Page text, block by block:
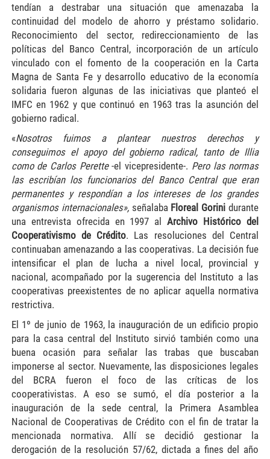
tendían a destrabar una situación que amenazaba la
continuidad del modelo de ahorro y préstamo solidario.
Reconocimiento del sector, redireccionamiento de las
políticas del Banco Central, incorporación de un artículo
vinculado con el fomento de la cooperación en la Carta
Magna de Santa Fe y desarrollo educativo de la economía
solidaria fueron algunas de las iniciativas que planteó el
IMFC en 1962 y que continuó en 1963 tras la asunción del
gobierno radical.
«Nosotros fuimos a plantear nuestros derechos y
conseguimos el apoyo del gobierno radical, tanto de Illia
como de Carlos Perette-el vicepresidente-. Pero las normas
las escribían los funcionarios del Banco Central que eran
permanentes y respondían a los intereses de los grandes
organismos internacionales»,señalaba Floreal Gorinidurante
una entrevista ofrecida en 1997 alArchivo Histórico del
Cooperativismo de Crédito. Las resoluciones del Central
continuaban amenazando a las cooperativas. La decisión fue
intensificar el plan de lucha a nivel local, provincial y
nacional, acompañado por la sugerencia del Instituto a las
cooperativas preexistentes de no aplicar aquella normativa
restrictiva.
El 1º de junio de 1963, la inauguración de un edificio propio
para la casa central del Instituto sirvió también como una
buena ocasión para señalar las trabas que buscaban
imponerse al sector. Nuevamente, las disposiciones legales
del BCRA fueron el foco de las críticas de los
cooperativistas. A eso se sumó, el día posterior a la
inauguración de la sede central, la Primera Asamblea
Nacional de Cooperativas de Crédito con el fin de tratar la
mencionada normativa. Allí se decidió gestionar la
derogación de la resolución 57/62, dictada a fines del año